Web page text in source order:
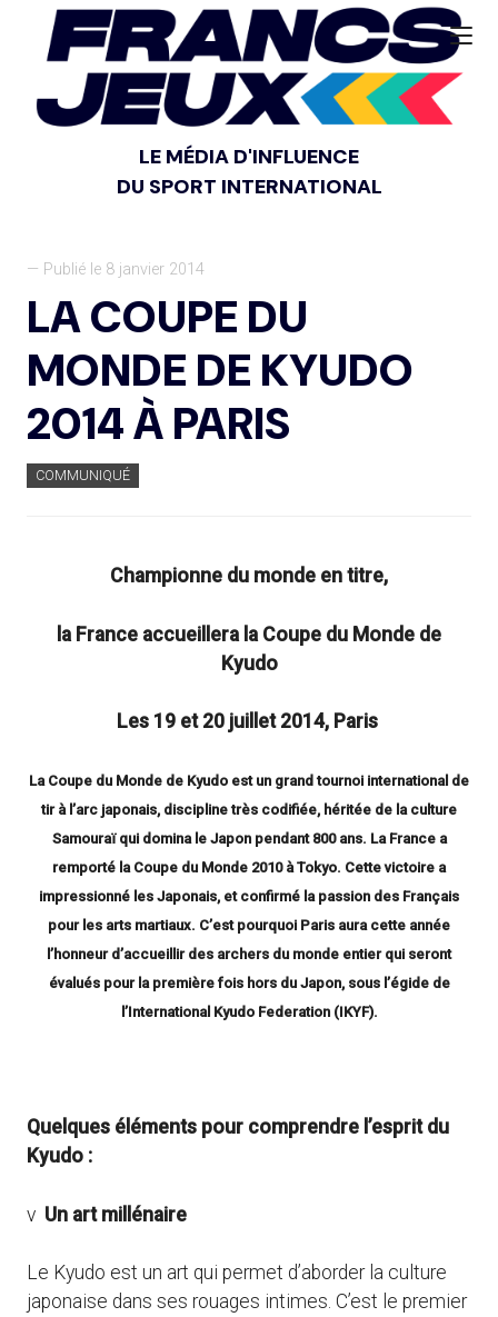
LE MÉDIA D'INFLUENCE
DU SPORT INTERNATIONAL
— Publié le 8 janvier 2014
LA COUPE DU
MONDE DE KYUDO
2014 À PARIS
COMMUNIQUÉ
Championne du monde en titre,
la France accueillera la Coupe du Monde de
Kyudo
Les 19 et 20 juillet 2014, Paris
La Coupe du Monde de Kyudo est un grand tournoi international de
tir à l’arc japonais, discipline très codifiée, héritée de la culture
Samouraï qui domina le Japon pendant 800 ans. La France a
remporté la Coupe du Monde 2010 à Tokyo. Cette victoire a
impressionné les Japonais, et confirmé la passion des Français
pour les arts martiaux. C’est pourquoi Paris aura cette année
l’honneur d’accueillir des archers du monde entier qui seront
évalués pour la première fois hors du Japon, sous l’égide de
l’International Kyudo Federation (IKYF).
Quelques éléments pour comprendre l’esprit du
Kyudo :
v Un art millénaire
Le Kyudo est un art qui permet d’aborder la culture
japonaise dans ses rouages intimes. C’est le premier